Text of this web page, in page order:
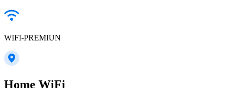
WIFI-PREMIUN
Home WiFi